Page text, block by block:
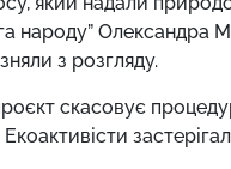
народу”
з розгляду.
скасовує
Екоактивісти